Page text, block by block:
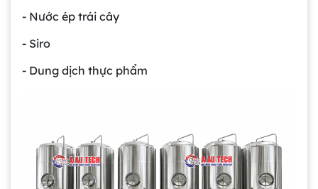
- Nước ép trái cây
- Siro
- Dung dịch thực phẩm